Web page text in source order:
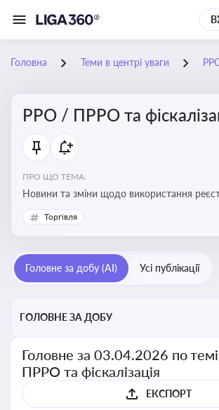
Головна Теми в центрі уваги РРО
РРО / ПРРО та
ПРО ЩО ТЕМА:
Новини та зміни щодо використання
розрахункових операцій, аналіз законодавства про
РРО, позиції ДПС та судів щодо РРО
Торгівля
Головне за добу (AI) Усі публікації
ГОЛОВНЕ ЗА ДОБУ
Головне за 03.04.2026 по
ПРРО та фіскалізація
ЕКСПОРТ